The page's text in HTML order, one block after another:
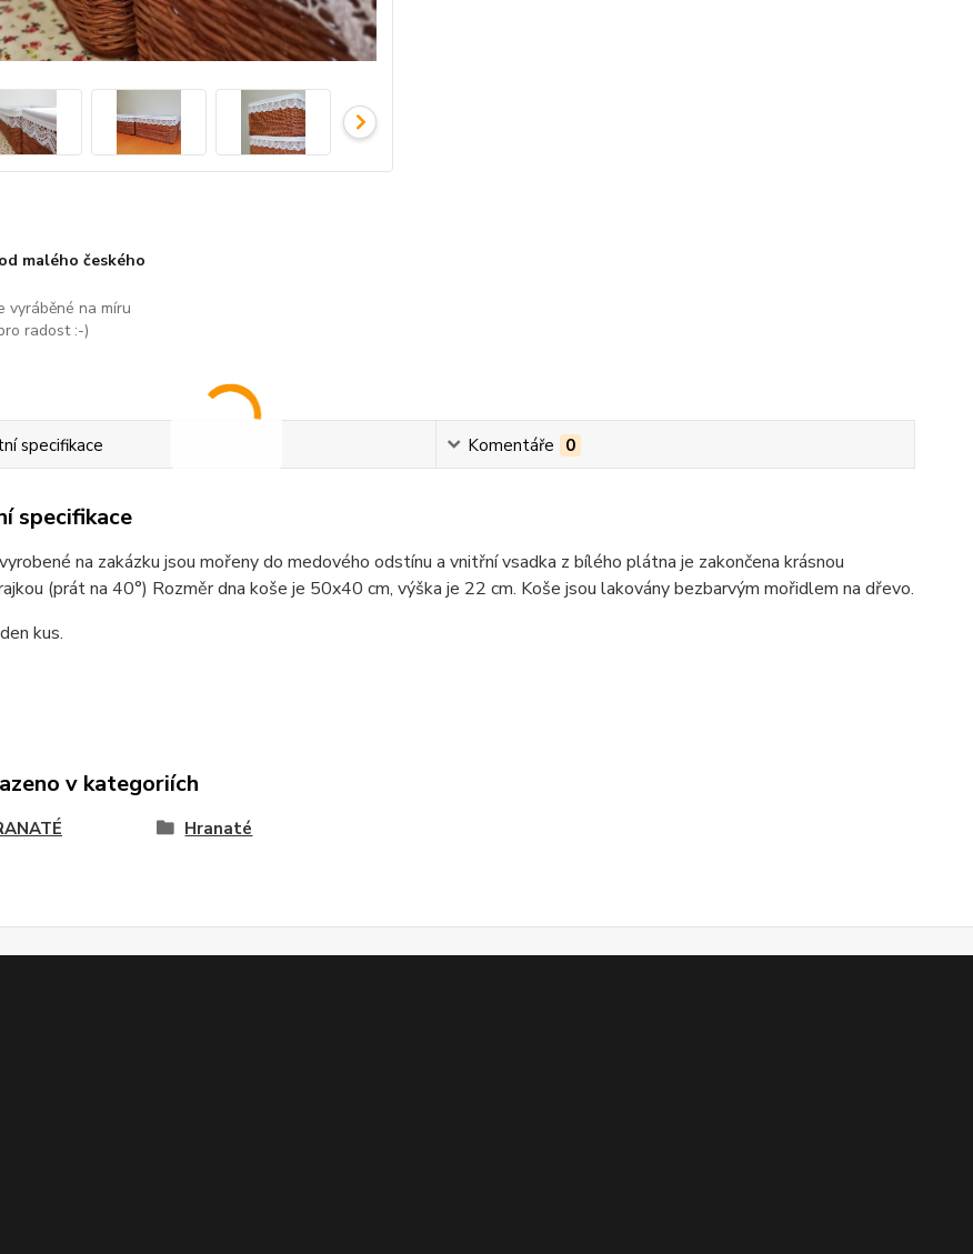
malého českého
vyráběné na míru
radost :-)
specifikace Komentáře 0
specifikace
na zakázku jsou mořeny do medového odstínu a vnitřní vsadka z bílého plátna je zakončena krásnou
(prát na 40°) Rozměr dna koše je 50x40 cm, výška je 22 cm. Koše jsou lakovány bezbarvým mořidlem na dřevo.
kus.
v kategoriích
Hranaté